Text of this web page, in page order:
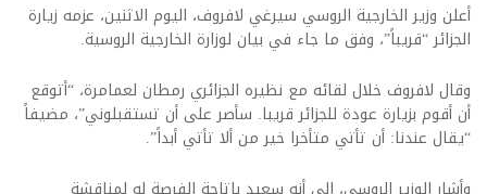
أعلن وزير الخارجية الروسي سيرغي لافروف، اليوم الاثنين، عزمه زيارة
الجزائر “قريباً”، وفق ما جاء في بيان لوزارة الخارجية الروسية.
وقال لافروف خلال لقائه مع نظيره الجزائري رمطان لعمامرة، “أتوقع
أن أقوم بزيارة عودة للجزائر قريبا. سأصر على أن تستقبلوني”، مضيفاً
“يقال عندنا: أن تأتي متأخرا خير من ألا تأتي أبداً”.